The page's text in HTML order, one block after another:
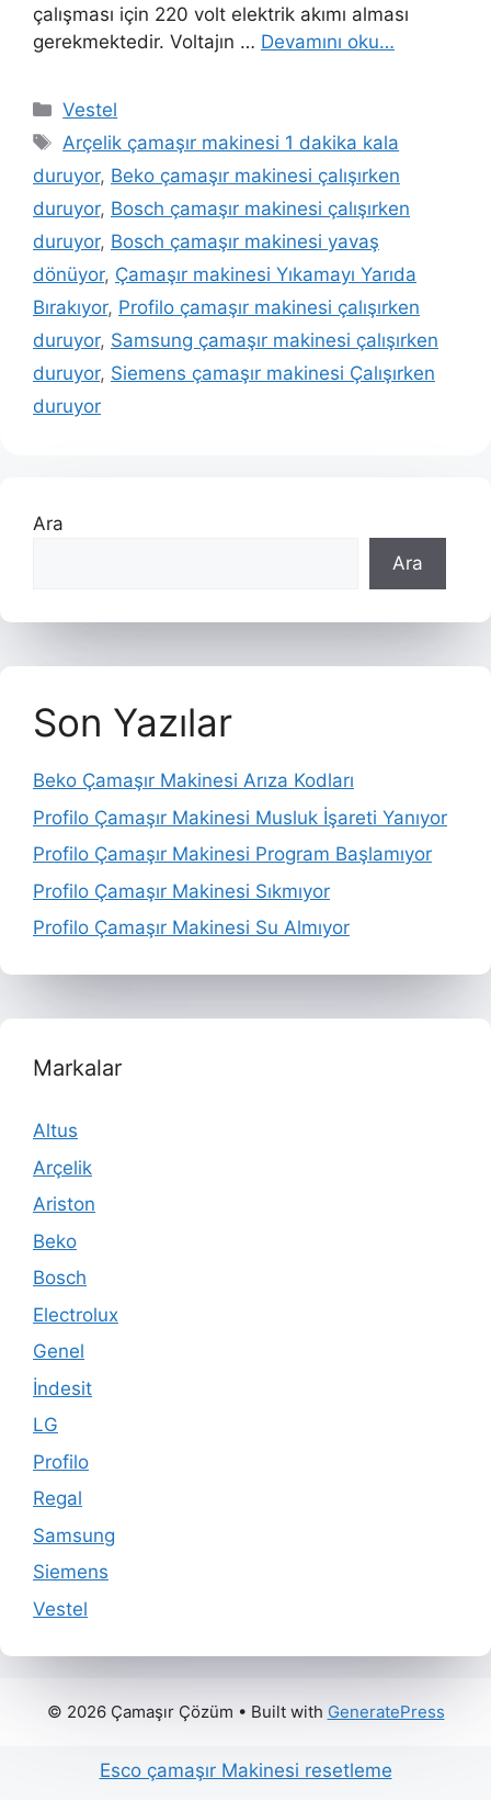
çalışması için 220 volt elektrik akımı alması
gerekmektedir. Voltajın … Devamını oku…
Kategoriler
Vestel
Etiketler
Arçelik çamaşır makinesi 1 dakika kala
duruyor, Beko çamaşır makinesi çalışırken
duruyor, Bosch çamaşır makinesi çalışırken
duruyor, Bosch çamaşır makinesi yavaş
dönüyor, Çamaşır makinesi Yıkamayı Yarıda
Bırakıyor, Profilo çamaşır makinesi çalışırken
duruyor, Samsung çamaşır makinesi çalışırken
duruyor, Siemens çamaşır makinesi Çalışırken
duruyor
Ara
Ara
Son Yazılar
Beko Çamaşır Makinesi Arıza Kodları
Profilo Çamaşır Makinesi Musluk İşareti Yanıyor
Profilo Çamaşır Makinesi Program Başlamıyor
Profilo Çamaşır Makinesi Sıkmıyor
Profilo Çamaşır Makinesi Su Almıyor
Markalar
Altus
Arçelik
Ariston
Beko
Bosch
Electrolux
Genel
İndesit
LG
Profilo
Regal
Samsung
Siemens
Vestel
© 2026 Çamaşır Çözüm • Built with GeneratePress
Esco çamaşır Makinesi resetleme